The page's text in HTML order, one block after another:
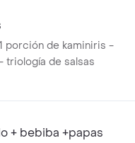
porción de kaminiris -
triología de salsas
+ bebiba +papas